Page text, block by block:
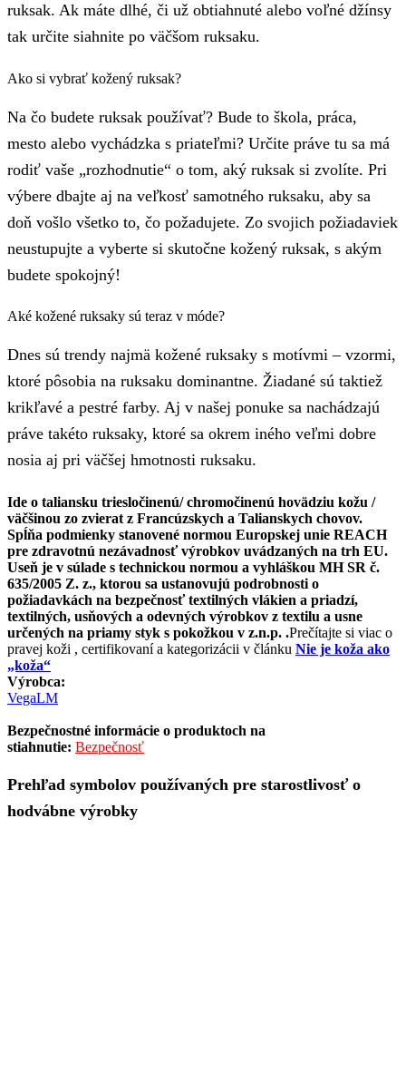
ruksak. Ak máte dlhé, či už obtiahnuté alebo voľné džínsy
tak určite siahnite po väčšom ruksaku.
Ako si vybrať kožený ruksak?
Na čo budete ruksak používať? Bude to škola, práca,
mesto alebo vychádzka s priateľmi? Určite práve tu sa má
rodiť vaše „rozhodnutie“ o tom, aký ruksak si zvolíte. Pri
výbere dbajte aj na veľkosť samotného ruksaku, aby sa
doň vošlo všetko to, čo požadujete. Zo svojich požiadaviek
neustupujte a vyberte si skutočne kožený ruksak, s akým
budete spokojný!
Aké kožené ruksaky sú teraz v móde?
Dnes sú trendy najmä kožené ruksaky s motívmi – vzormi,
ktoré pôsobia na ruksaku dominantne. Žiadané sú taktiež
krikľavé a pestré farby. Aj v našej ponuke sa nachádzajú
práve takéto ruksaky, ktoré sa okrem iného veľmi dobre
nosia aj pri väčšej hmotnosti ruksaku.
Ide o taliansku triesločinenú/ chromočinenú hovädziu kožu /
väčšinou zo zvierat z Francúzskych a Talianskych chovov.
Spĺňa podmienky stanovené normou Europskej unie REACH
pre zdravotnú nezávadnosť výrobkov uvádzaných na trh EU.
Useň je v súlade s technickou normou a vyhláškou MH SR č.
635/2005 Z. z., ktorou sa ustanovujú podrobnosti o
požiadavkách na bezpečnosť textilných vlákien a priadzí,
textilných, usňových a odevných výrobkov z textilu a usne
určených na priamy styk s pokožkou v z.n.p. .Prečítajte si viac o
pravej koži , certifikovaní a kategorizácii v článku Nie je koža ako
„koža“
Výrobca:
VegaLM
Bezpečnostné informácie o produktoch na
stiahnutie: Bezpečnosť
Prehľad symbolov používaných pre starostlivosť o
hodvábne výrobky